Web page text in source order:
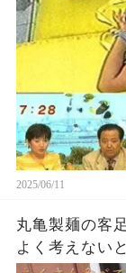
2025/06/11
丸亀製麺の客
よく考えない